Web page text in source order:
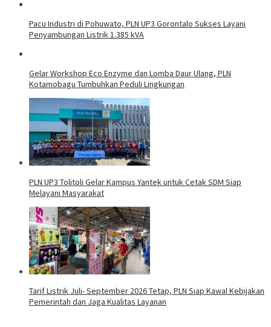
Pacu Industri di Pohuwato, PLN UP3 Gorontalo Sukses Layani
Penyambungan Listrik 1.385 kVA
Gelar Workshop Eco Enzyme dan Lomba Daur Ulang, PLN
Kotamobagu Tumbuhkan Peduli Lingkungan
PLN UP3 Tolitoli Gelar Kampus Yantek untuk Cetak SDM Siap
Melayani Masyarakat
Tarif Listrik Juli- September 2026 Tetap, PLN Siap Kawal Kebijakan
Pemerintah dan Jaga Kualitas Layanan